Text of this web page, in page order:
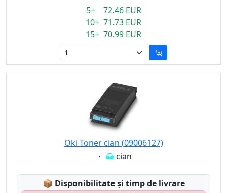
5+ 72.46 EUR
10+ 71.73 EUR
15+ 70.99 EUR
Oki Toner cian (09006127)
Eigenschaft:
cian
📦 Lagerstatus:
Disponibilitate și timp de livrare